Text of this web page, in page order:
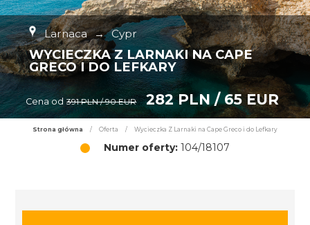
Larnaca → Cypr
WYCIECZKA Z LARNAKI NA CAPE
GRECO I DO LEFKARY
Cena od 391 PLN / 90 EUR 282 PLN / 65 EUR
Strona główna / Oferta / Wycieczka Z Larnaki na Cape Greco i do Lefkary
Numer oferty: 104/18107